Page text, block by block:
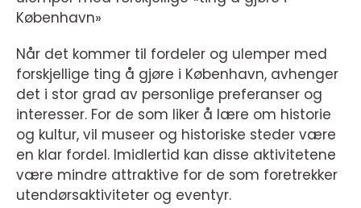
København»
Når det kommer til fordeler og ulemper med
forskjellige ting å gjøre i København, avhenger
det i stor grad av personlige preferanser og
interesser. For de som liker å lære om historie
og kultur, vil museer og historiske steder være
en klar fordel. Imidlertid kan disse aktivitetene
være mindre attraktive for de som foretrekker
utendørsaktiviteter og eventyr.